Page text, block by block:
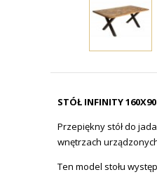
STÓŁ INFINITY
Przepiękny stół do
wnętrzach
Ten model stołu